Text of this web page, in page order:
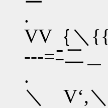
.
VV｛
---=ﾆ二＿
.
＼ V‘,